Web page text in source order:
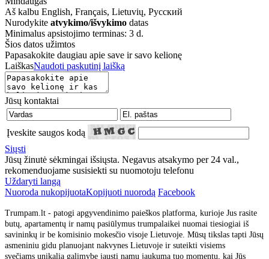
Aš kalbu English, Français, Lietuvių, Русский
Nurodykite atvykimo/išvykimo datas
Minimalus apsistojimo terminas: 3 d.
Šios datos užimtos
Papasakokite daugiau apie save ir savo kelionę
LaiškasNaudoti paskutinį laišką
Jūsų kontaktai
Įveskite saugos kodą
Siųsti
Jūsų žinutė sėkmingai išsiųsta. Negavus atsakymo per 24 val.,
rekomenduojame susisiekti su nuomotoju telefonu
Uždaryti langą
Nuoroda nukopijuotaKopijuoti nuorodą Facebook
Trumpam.lt - patogi apgyvendinimo paieškos platforma, kurioje Jus rasite
butų, apartamentų ir namų pasiūlymus trumpalaikei nuomai tiesiogiai iš
savininkų ir be komisinio mokesčio visoje Lietuvoje. Mūsų tikslas tapti Jūsų
asmeniniu gidu planuojant nakvynes Lietuvoje ir suteikti visiems
svečiams unikalią galimybę jausti namų jaukumą tuo momentu, kai Jūs